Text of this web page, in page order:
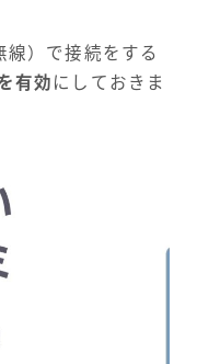
）で接続をする
有効 にしておきま